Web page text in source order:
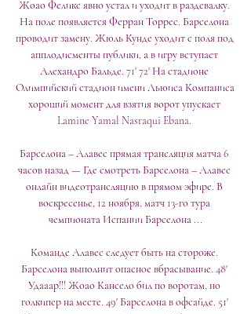
Жоао Феликс явно устал и уходит в раздевалку.
На поле появляется Ферран Торрес. Барселона
проводит замену. Жюль Кунде уходит с поля под
апплодисменты публики, а в игру вступает
Алехандро Бальде. 71' 72' На стадионе
Олимпийский стадион имени Льюиса Компаниса
хороший момент для взятия ворот упускает
Lamine Yamal Nasraqui Ebana.
Барселона – Алавес прямая трансляция матча 6
часов назад — Где смотреть Барселона – Алавес
онлайн видеотрансляцию в прямом эфире. В
воскресенье, 12 ноября, матч 13-го тура
чемпионата Испании Барселона ...
Команде Алавес следует быть на стороже.
Барселона выполнит опасное вбрасывание. 48'
Удааар!!! Жоао Кансело бил по воротам, но
голкипер на месте. 49' Барселона в офсайде. 51'